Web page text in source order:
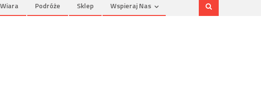
Wiara Podróże Sklep Wspieraj Nas